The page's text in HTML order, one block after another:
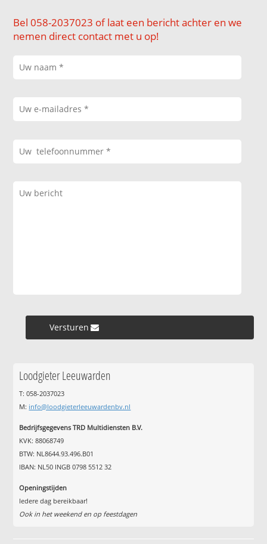
Bel 058-2037023 of laat een bericht achter en we
nemen direct contact met u op!
Versturen »
Loodgieter Leeuwarden
T: 058-2037023
M: info@loodgieterleeuwardenbv.nl
Bedrijfsgegevens TRD Multidiensten B.V.
KVK: 88068749
BTW: NL8644.93.496.B01
IBAN: NL50 INGB 0798 5512 32
Openingstijden
Iedere dag bereikbaar!
Ook in het weekend en op feestdagen